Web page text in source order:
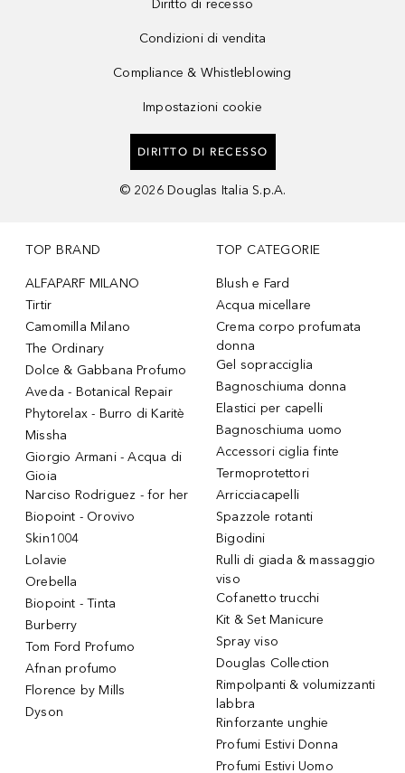
Diritto di recesso
Condizioni di vendita
Compliance & Whistleblowing
Impostazioni cookie
DIRITTO DI RECESSO
© 2026 Douglas Italia S.p.A.
TOP BRAND
ALFAPARF MILANO
Tirtir
Camomilla Milano
The Ordinary
Dolce & Gabbana Profumo
Aveda - Botanical Repair
Phytorelax - Burro di Karitè
Missha
Giorgio Armani - Acqua di
Gioia
Narciso Rodriguez - for her
Biopoint - Orovivo
Skin1004
Lolavie
Orebella
Biopoint - Tinta
Burberry
Tom Ford Profumo
Afnan profumo
Florence by Mills
Dyson
TOP CATEGORIE
Blush e Fard
Acqua micellare
Crema corpo profumata
donna
Gel sopracciglia
Bagnoschiuma donna
Elastici per capelli
Bagnoschiuma uomo
Accessori ciglia finte
Termoprotettori
Arricciacapelli
Spazzole rotanti
Bigodini
Rulli di giada & massaggio
viso
Cofanetto trucchi
Kit & Set Manicure
Spray viso
Douglas Collection
Rimpolpanti & volumizzanti
labbra
Rinforzante unghie
Profumi Estivi Donna
Profumi Estivi Uomo